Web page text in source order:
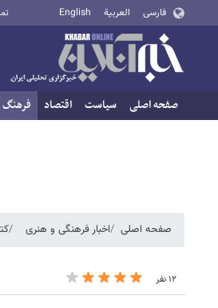
فارسی العربية English
صفحه اصلی سیاست اقتصاد فرهنگ
صفحه اصلی اخبار فرهنگی و هنری
۱۲ نفر